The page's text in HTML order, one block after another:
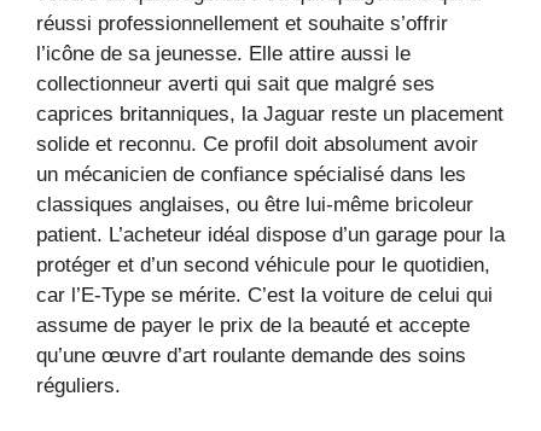
réussi professionnellement et souhaite s’offrir
l’icône de sa jeunesse. Elle attire aussi le
collectionneur averti qui sait que malgré ses
caprices britanniques, la Jaguar reste un placement
solide et reconnu. Ce profil doit absolument avoir
un mécanicien de confiance spécialisé dans les
classiques anglaises, ou être lui-même bricoleur
patient. L’acheteur idéal dispose d’un garage pour la
protéger et d’un second véhicule pour le quotidien,
car l’E-Type se mérite. C’est la voiture de celui qui
assume de payer le prix de la beauté et accepte
qu’une œuvre d’art roulante demande des soins
réguliers.